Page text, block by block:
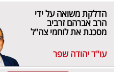
הדלקת משואה על ידי
הרב אברהם זרביב
מסכנת את לוחמי צה"ל
עו"ד יהודה שפר